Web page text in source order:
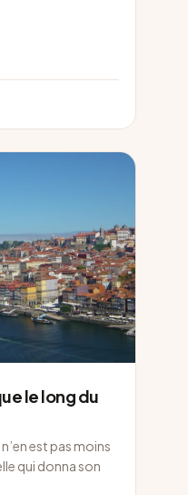
le long du
est pas moins
qui donna son